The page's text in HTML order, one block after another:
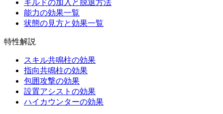
ギルドの加入と脱退方法
能力の効果一覧
状態の見方と効果一覧
特性解説
スキル共鳴柱の効果
指向共鳴柱の効果
包囲攻撃の効果
設置アシストの効果
ハイカウンターの効果